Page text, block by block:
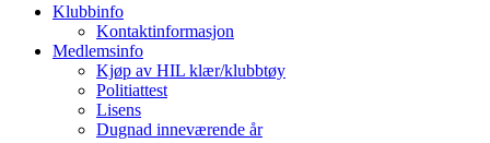
Klubbinfo
Kontaktinformasjon
Medlemsinfo
Kjøp av HIL klær/klubbtøy
Politiattest
Lisens
Dugnad inneværende år